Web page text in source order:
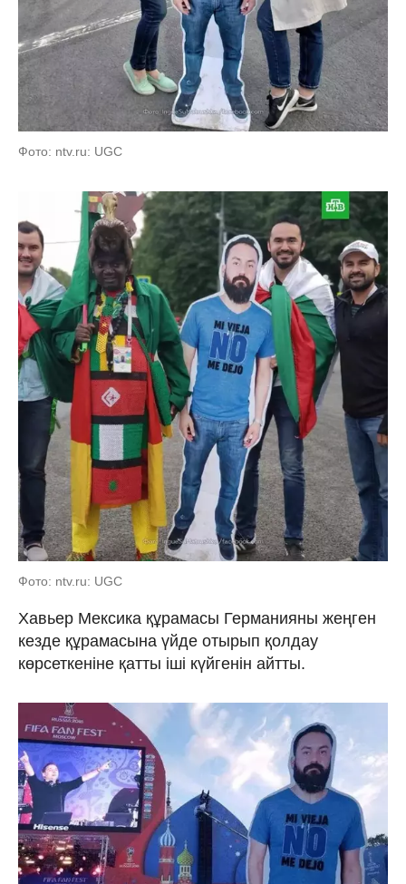
Фото: ntv.ru: UGC
Фото: ntv.ru: UGC
Хавьер Мексика құрамасы Германияны жеңген
кезде құрамасына үйде отырып қолдау
көрсеткеніне қатты іші күйгенін айтты.